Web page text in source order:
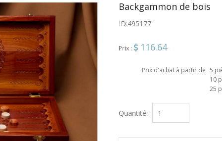
Backgammon de bois
ID:495177
Prix : 116.64
Prix d'achat à partir de 5
10
25
Quantité: